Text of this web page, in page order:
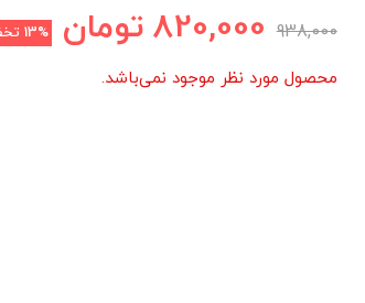
938,000
820,000 تومان 13%
محصول مورد نظر موجود نمی‌باشد.